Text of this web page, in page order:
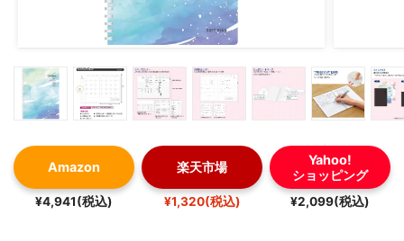
Amazon
¥4,941(税込)
楽天市場
¥1,320(税込)
Yahoo!
ショッピング
¥2,099(税込)